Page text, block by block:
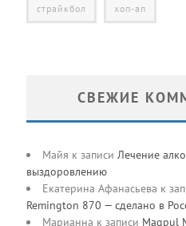
страйкбол хоп-ап
СВЕЖИЕ
Майя к записи Лечение
выздоровлению
Екатерина Афанасьева к
Remington 870 — сделано в
Марианна к записи Magpul